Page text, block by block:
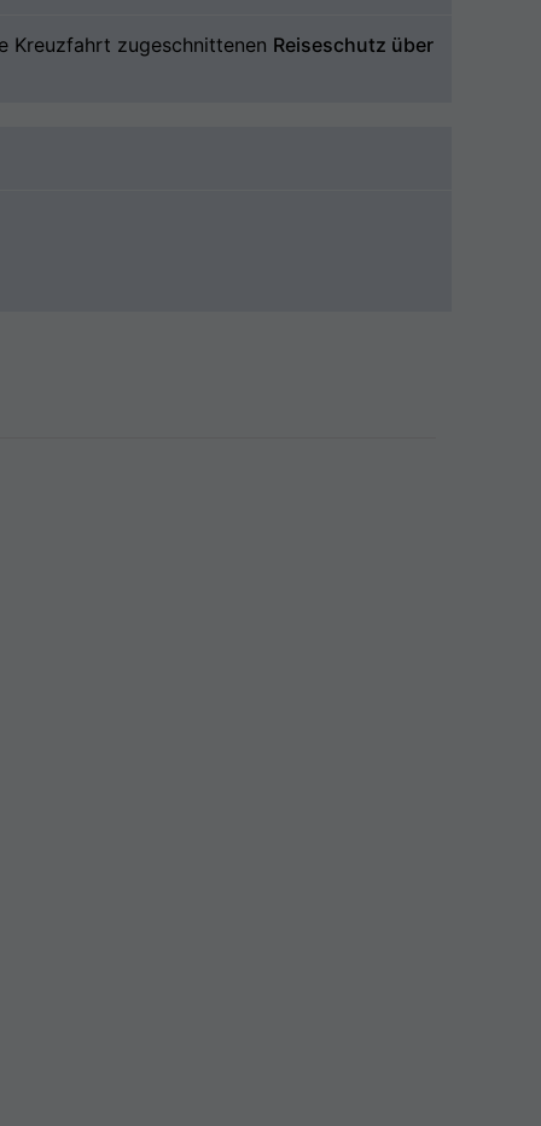
Kreuzfahrt zugeschnittenen Reiseschutz über